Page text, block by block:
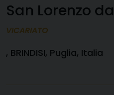
San Lorenzo
VICARIATO
, BRINDISI, Puglia, Italia